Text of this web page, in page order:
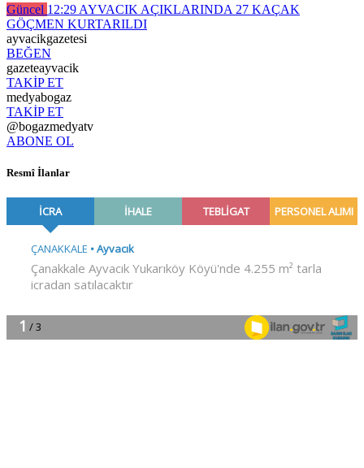
Güncel 12:29 AYVACIK AÇIKLARINDA 27 KAÇAK
GÖÇMEN KURTARILDI
ayvacikgazetesi
BEĞEN
gazeteayvacik
TAKİP ET
medyabogaz
TAKİP ET
@bogazmedyatv
ABONE OL
Resmî İlanlar